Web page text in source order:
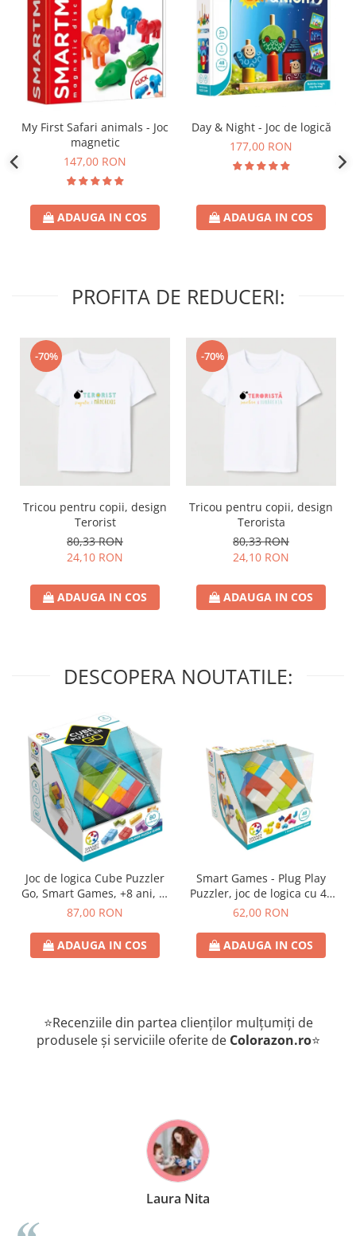
My First Safari animals - Joc
magnetic
147,00 RON
ADAUGA IN COS
Day & Night - Joc de logică
177,00 RON
ADAUGA IN COS
PROFITA DE REDUCERI:
-70%
Tricou pentru copii, design
Terorist
80,33 RON
24,10 RON
ADAUGA IN COS
-70%
Tricou pentru copii, design
Terorista
80,33 RON
24,10 RON
ADAUGA IN COS
DESCOPERA NOUTATILE:
Joc de logica Cube Puzzler
Go, Smart Games, +8 ani, lb
romana
87,00 RON
ADAUGA IN COS
Smart Games - Plug Play
Puzzler, joc de logica cu 48
de provocari, 6+ ani, lb
62,00 RON
ADAUGA IN COS
⭐Recenziile din partea clienților mulțumiți de
produsele și serviciile oferite de Colorazon.ro⭐
Laura Nita